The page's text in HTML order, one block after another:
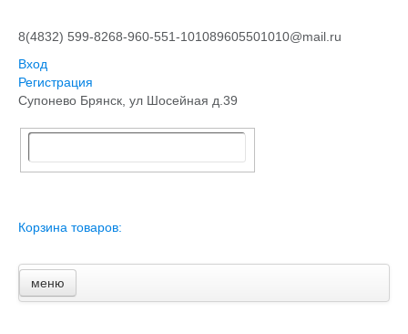
8(4832) 599-8268-960-551-101089605501010@mail.ru
Вход
Регистрация
Супонево Брянск, ул Шосейная д.39
Корзина товаров:
меню
Главная